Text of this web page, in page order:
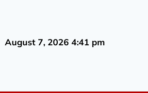
August 7, 2026 4:41 pm